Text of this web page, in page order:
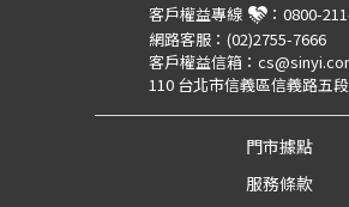
客戶權益專線 ： 0800-
網路客服： (02)2755-7666
客戶權益信箱：
110 台北市信義區信義路五
門市據點
服務條款